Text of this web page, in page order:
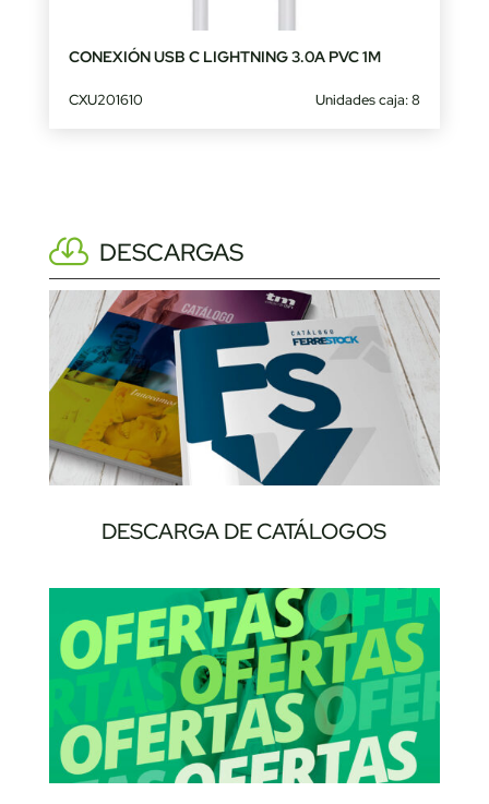
CONEXIÓN USB C LIGHTNING 3.0A PVC 1M
CXU201610 Unidades caja: 8
DESCARGAS
DESCARGA DE CATÁLOGOS